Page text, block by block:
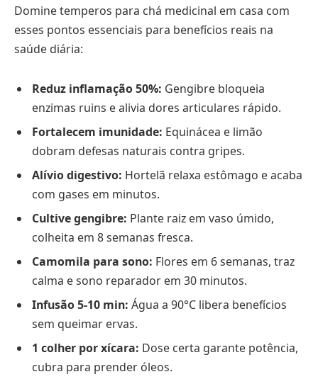
Domine temperos para chá medicinal em casa com
esses pontos essenciais para benefícios reais na
saúde diária:
Reduz inflamação 50%: Gengibre bloqueia
enzimas ruins e alivia dores articulares rápido.
Fortalecem imunidade: Equinácea e limão
dobram defesas naturais contra gripes.
Alívio digestivo: Hortelã relaxa estômago e acaba
com gases em minutos.
Cultive gengibre: Plante raiz em vaso úmido,
colheita em 8 semanas fresca.
Camomila para sono: Flores em 6 semanas, traz
calma e sono reparador em 30 minutos.
Infusão 5-10 min: Água a 90°C libera benefícios
sem queimar ervas.
1 colher por xícara: Dose certa garante potência,
cubra para prender óleos.